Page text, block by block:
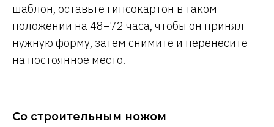
шаблон, оставьте гипсокартон в таком
положении на 48–72 часа, чтобы он принял
нужную форму, затем снимите и перенесите
на постоянное место.
Со строительным ножом